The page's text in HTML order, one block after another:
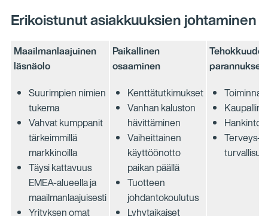
Erikoistunut asiakkuuksien johtaminen
Maailmanlaajuinen
läsnäolo
Suurimpien nimien
tukema
Vahvat kumppanit
tärkeimmillä
markkinoilla
Täysi kattavuus
EMEA-alueella ja
maailmanlaajuisesti
Yrityksen omat
Paikallinen
osaaminen
Kenttätutkimukset
Vanhan kaluston
hävittäminen
Vaiheittainen
käyttöönotto
paikan päällä
Tuotteen
johdantokoulutus
Lyhytaikaiset
Tehokkuuden
parannukset
Terveys-